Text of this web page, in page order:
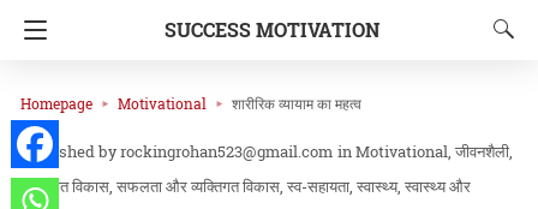
SUCCESS MOTIVATION
Homepage Motivational शारीरिक व्यायाम का महत्व
rockingrohan523@gmail.com inMotivational जीवनशैली
व्यक्तिगत विकास सफलता और व्यक्तिगत विकास स्व-सहायता स्वास्थ्य स्वास्थ्य और